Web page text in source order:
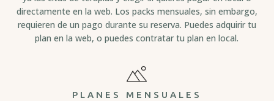
directamente en la web. Los packs mensuales, sin embargo,
requieren de un pago durante su reserva. Puedes adquirir tu
plan en la web, o puedes contratar tu plan en local.
PLANES MENSUALES